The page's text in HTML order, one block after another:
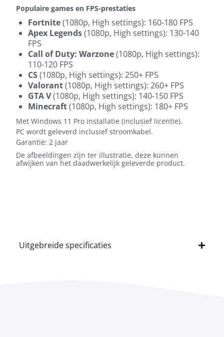
Populaire games en FPS-prestaties
Fortnite(1080p, High settings): 160-180 FPS
Apex Legends(1080p, High settings): 130-140
FPS
Call of Duty: Warzone(1080p, High settings):
110-120 FPS
CS(1080p, High settings): 250+ FPS
Valorant(1080p, High settings): 260+ FPS
GTA V(1080p, High settings): 140-150 FPS
Minecraft(1080p, High settings): 180+ FPS
Met Windows 11 Pro installatie (inclusief licentie).
PC wordt geleverd inclusief stroomkabel.
Garantie: 2 jaar
De afbeeldingen zijn ter illustratie, deze kunnen
afwijken van het daadwerkelijk geleverde product.
Uitgebreide specificaties